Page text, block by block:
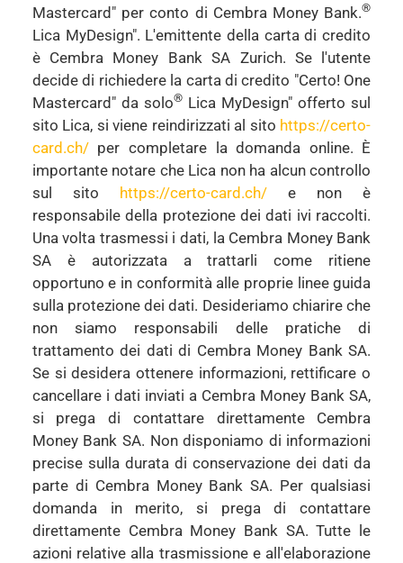
Mastercard" per conto di Cembra Money Bank.®
Lica MyDesign". L'emittente della carta di credito
è Cembra Money Bank SA Zurich. Se l'utente
decide di richiedere la carta di credito "Certo! One
Mastercard" da solo®Lica MyDesign" offerto sul
sito Lica, si viene reindirizzati al sito https://certo-
card.ch/per completare la domanda online. È
importante notare che Lica non ha alcun controllo
sul sito https://certo-card.ch/e non è
responsabile della protezione dei dati ivi raccolti.
Una volta trasmessi i dati, la Cembra Money Bank
SA è autorizzata a trattarli come ritiene
opportuno e in conformità alle proprie linee guida
sulla protezione dei dati. Desideriamo chiarire che
non siamo responsabili delle pratiche di
trattamento dei dati di Cembra Money Bank SA.
Se si desidera ottenere informazioni, rettificare o
cancellare i dati inviati a Cembra Money Bank SA,
si prega di contattare direttamente Cembra
Money Bank SA. Non disponiamo di informazioni
precise sulla durata di conservazione dei dati da
parte di Cembra Money Bank SA. Per qualsiasi
domanda in merito, si prega di contattare
direttamente Cembra Money Bank SA. Tutte le
azioni relative alla trasmissione e all'elaborazione